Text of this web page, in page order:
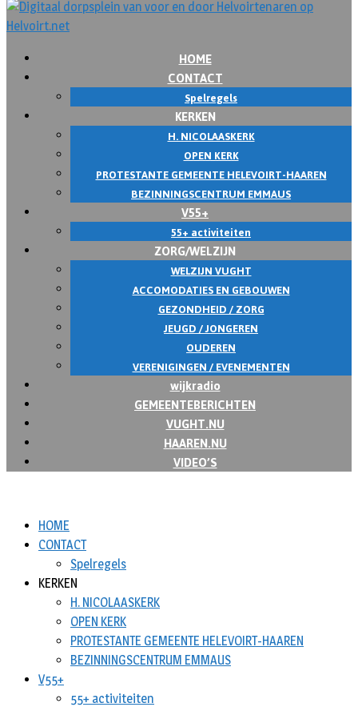
HOME
CONTACT
Spelregels
KERKEN
H. NICOLAASKERK
OPEN KERK
PROTESTANTE GEMEENTE HELEVOIRT-HAAREN
BEZINNINGSCENTRUM EMMAUS
V55+
55+ activiteiten
ZORG/WELZIJN
WELZIJN VUGHT
ACCOMODATIES EN GEBOUWEN
GEZONDHEID / ZORG
JEUGD / JONGEREN
OUDEREN
VERENIGINGEN / EVENEMENTEN
wijkradio
GEMEENTEBERICHTEN
VUGHT.NU
HAAREN.NU
VIDEO’S
HOME
CONTACT
Spelregels
KERKEN
H. NICOLAASKERK
OPEN KERK
PROTESTANTE GEMEENTE HELEVOIRT-HAAREN
BEZINNINGSCENTRUM EMMAUS
V55+
55+ activiteiten